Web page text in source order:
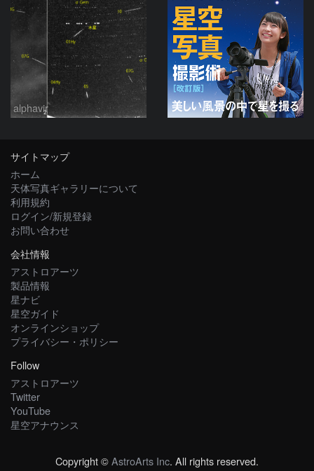
alphavir
サイトマップ
ホーム
天体写真ギャラリーについて
利用規約
ログイン/新規登録
お問い合わせ
会社情報
アストロアーツ
製品情報
星ナビ
星空ガイド
オンラインショップ
プライバシー・ポリシー
Follow
アストロアーツ
Twitter
YouTube
星空アナウンス
Copyright ©AstroArts Inc. All rights reserved.